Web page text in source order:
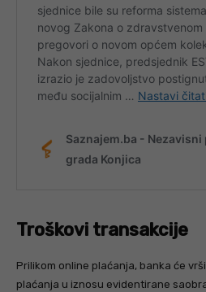
Troškovi transakcije
Prilikom online plaćanja, banka će
plaćanja u iznosu evidentirane